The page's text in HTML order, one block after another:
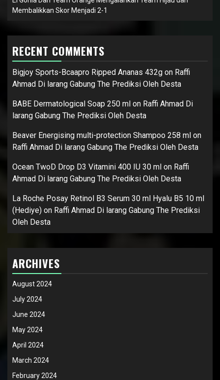
Membalikkan Skor Menjadi 2-1
RECENT COMMENTS
Bigjoy Sports-Bcaapro Ripped Ananas 432g on Raffi
Ahmad Di larang Gabung The Prediksi Oleh Desta
BABE Dermatological Soap 250 ml on Raffi Ahmad Di
larang Gabung The Prediksi Oleh Desta
Beaver Energising multi-protection Shampoo 258 ml on
Raffi Ahmad Di larang Gabung The Prediksi Oleh Desta
Ocean TwoD Drop D3 Vitamini 400 IU 30 ml on Raffi
Ahmad Di larang Gabung The Prediksi Oleh Desta
La Roche Posay Retinol B3 Serum 30 ml Hyalu B5 10 ml
(Hediye) on Raffi Ahmad Di larang Gabung The Prediksi
Oleh Desta
ARCHIVES
August 2024
July 2024
June 2024
May 2024
April 2024
March 2024
February 2024